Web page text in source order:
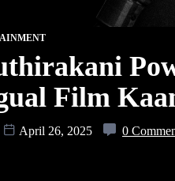
Film
April 26, 2025 0